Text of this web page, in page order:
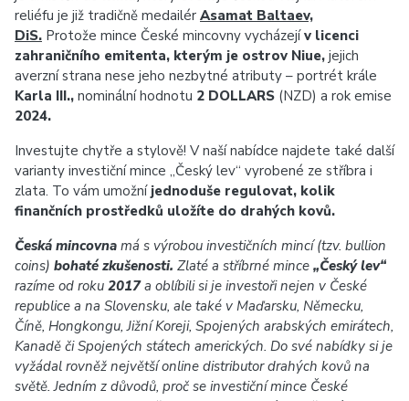
reliéfu je již tradičně medailér Asamat Baltaev,
DiS. Protože mince České mincovny vycházejív licenci
zahraničního emitenta, kterým je ostrov Niue, jejich
averzní strana nese jeho nezbytné atributy – portrét krále
Karla III., nominální hodnotu 2 DOLLARS (NZD) a rok emise
2024.
Investujte chytře a stylově! V naší nabídce najdete také další
varianty investiční mince „Český lev“ vyrobené ze stříbra i
zlata. To vám umožní jednoduše regulovat, kolik
finančních prostředků uložíte do drahých kovů.
Česká mincovna má s výrobou investičních mincí (tzv. bullion
coins) bohaté zkušenosti. Zlaté a stříbrné mince „Český lev“
razíme od roku 2017a oblíbili si je investoři nejen v České
republice a na Slovensku, ale také v Maďarsku, Německu,
Číně, Hongkongu, Jižní Koreji, Spojených arabských emirátech,
Kanadě či Spojených státech amerických. Do své nabídky si je
vyžádal rovněž největší online distributor drahých kovů na
světě. Jedním z důvodů, proč se investiční mince České